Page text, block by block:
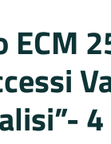
ECM